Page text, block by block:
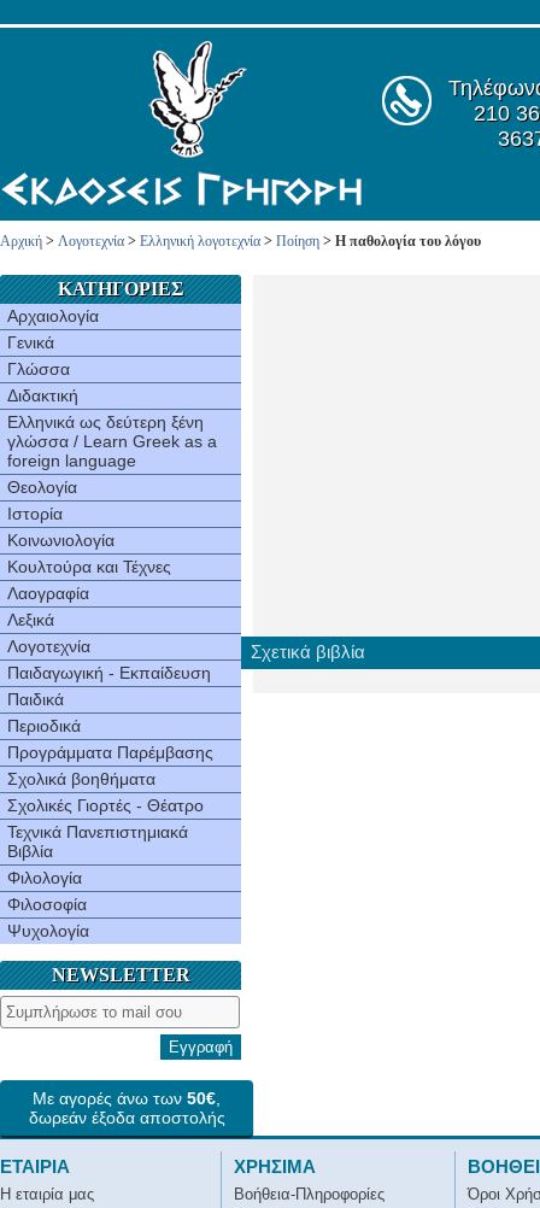
210
Αρχική > Λογοτεχνία > Ελληνική λογοτεχνία > Ποίηση > Η παθολογία του λόγου
ΚΑΤΗΓΟΡΙΕΣ
Αρχαιολογία
Γενικά
Γλώσσα
Διδακτική
Ελληνικά ως δεύτερη ξένη
γλώσσα / Learn Greek as a
foreign language
Θεολογία
Ιστορία
Κοινωνιολογία
Κουλτούρα και Τέχνες
Λαογραφία
Λεξικά
Λογοτεχνία
Παιδαγωγική - Εκπαίδευση
Παιδικά
Περιοδικά
Προγράμματα Παρέμβασης
Σχολικά βοηθήματα
Σχολικές Γιορτές - Θέατρο
Τεχνικά Πανεπιστημιακά
Βιβλία
Φιλολογία
Φιλοσοφία
Ψυχολογία
NEWSLETTER
Εγγραφή
Με αγορές άνω των 50€
δωρεάν έξοδα αποστολής
Σχετικά βιβλία
ΕΤΑΙΡΙΑ
Η εταιρία μας
ΧΡΗΣΙΜΑ
Βοήθεια-Πληροφορίες
Όροι